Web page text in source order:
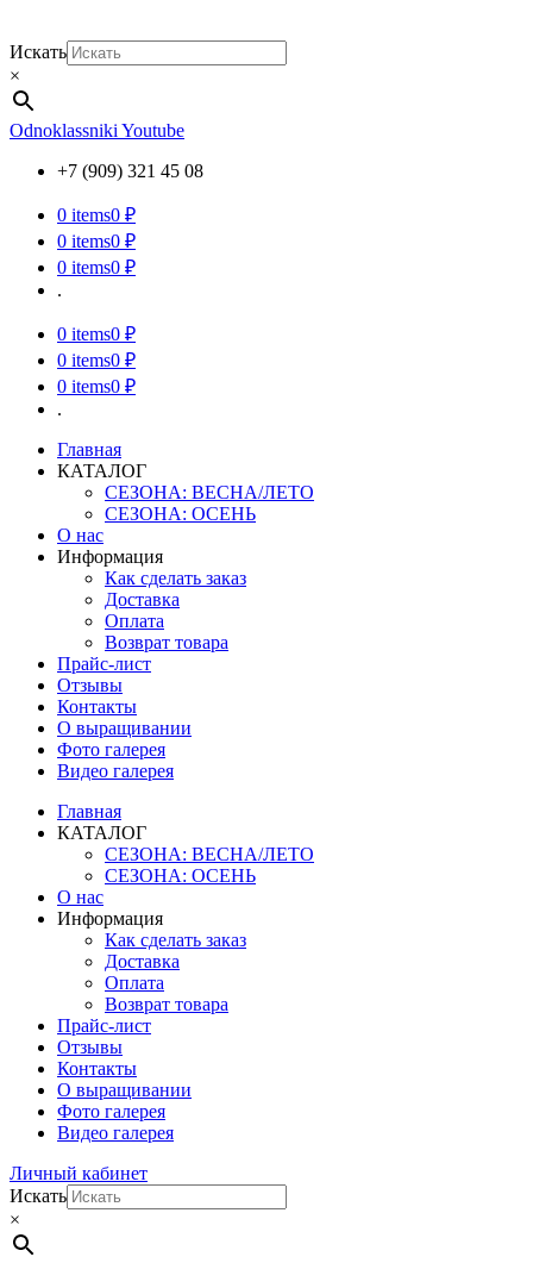
Искать
×
Odnoklassniki Youtube
+7 (909) 321 45 08
0 items0 ₽
0 items0 ₽
0 items0 ₽
.
0 items0 ₽
0 items0 ₽
0 items0 ₽
.
Главная
КАТАЛОГ
СЕЗОНА: ВЕСНА/ЛЕТО
СЕЗОНА: ОСЕНЬ
О нас
Информация
Как сделать заказ
Доставка
Оплата
Возврат товара
Прайс-лист
Отзывы
Контакты
О выращивании
Фото галерея
Видео галерея
Главная
КАТАЛОГ
СЕЗОНА: ВЕСНА/ЛЕТО
СЕЗОНА: ОСЕНЬ
О нас
Информация
Как сделать заказ
Доставка
Оплата
Возврат товара
Прайс-лист
Отзывы
Контакты
О выращивании
Фото галерея
Видео галерея
Личный кабинет
Искать
×